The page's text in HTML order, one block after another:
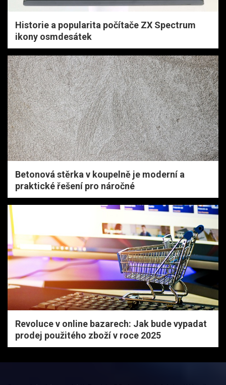
Historie a popularita počítače ZX Spectrum
ikony osmdesátek
Betonová stěrka v koupelně je moderní a
praktické řešení pro náročné
Revoluce v online bazarech: Jak bude vypadat
prodej použitého zboží v roce 2025